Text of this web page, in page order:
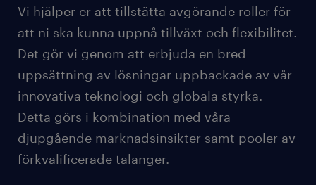
Vi hjälper er att tillstätta avgörande roller för
att ni ska kunna uppnå tillväxt och flexibilitet.
Det gör vi genom att erbjuda en bred
uppsättning av lösningar uppbackade av vår
innovativa teknologi och globala styrka.
Detta görs i kombination med våra
djupgående marknadsinsikter samt pooler av
förkvalificerade talanger.